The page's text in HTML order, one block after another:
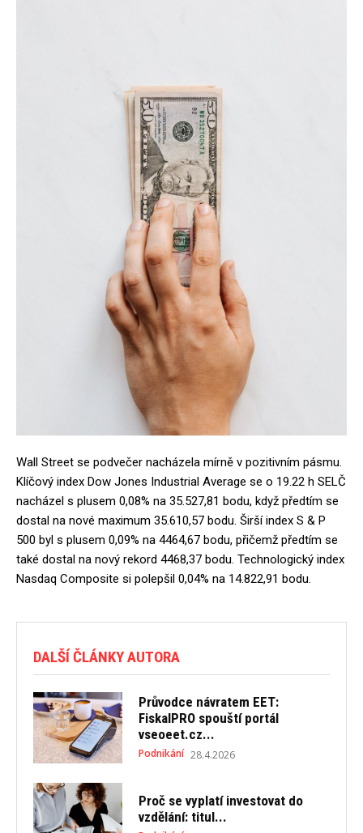
Wall Street se podvečer nacházela mírně v pozitivním pásmu.
Klíčový index Dow Jones Industrial Average se o 19.22 h SELČ
nacházel s plusem 0,08% na 35.527,81 bodu, když předtím se
dostal na nové maximum 35.610,57 bodu. Širší index S & P
500 byl s plusem 0,09% na 4464,67 bodu, přičemž předtím se
také dostal na nový rekord 4468,37 bodu. Technologický index
Nasdaq Composite si polepšil 0,04% na 14.822,91 bodu.
DALŠÍ ČLÁNKY AUTORA
Průvodce návratem EET:
FiskalPRO spouští portál
vseoeet.cz...
Podnikání 28.4.2026
Proč se vyplatí investovat do
vzdělání: titul...